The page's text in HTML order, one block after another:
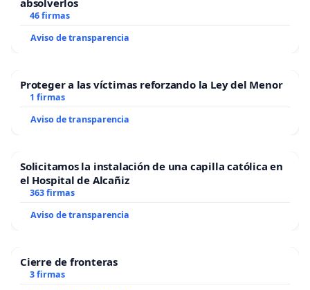
absolverlos
46 firmas
Aviso de transparencia
Proteger a las víctimas reforzando la Ley del Menor
1 firmas
Aviso de transparencia
Solicitamos la instalación de una capilla católica en
el Hospital de Alcañiz
363 firmas
Aviso de transparencia
Cierre de fronteras
3 firmas